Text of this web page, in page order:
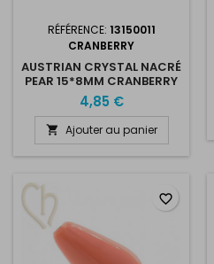
RÉFÉRENCE: 13150011
CRANBERRY
AUSTRIAN CRYSTAL NACRÉ
PEAR 15*8MM CRANBERRY
4,85 €
 Ajouter au panier
favorite_border